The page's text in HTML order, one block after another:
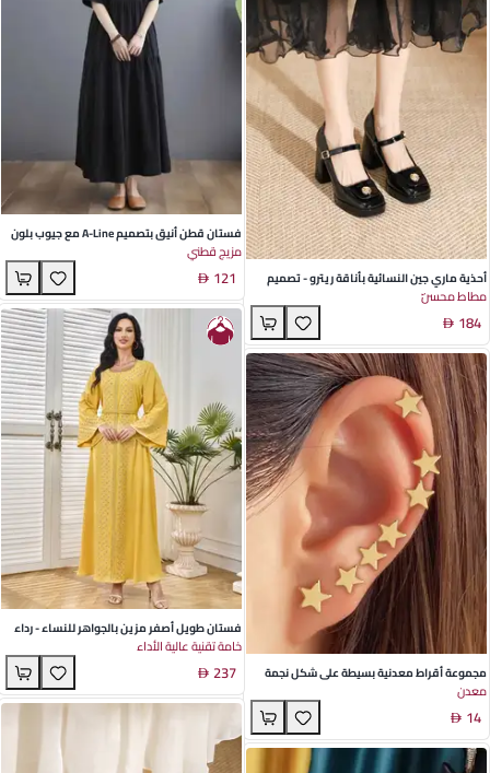
أحذية ماري جين النسائية بأناقة ريترو - تصميم
مزخرف بإبزيم زهري باللونين الأسود والكريمي،
مقدمة مربعة وكعب عريض، مثالية لأزياء الربيع
والخريف
مطاط محسّن
184
مجموعة أقراط معدنية بسيطة على شكل نجمة
خماسية - مثالية لمظهر الموضة في الربيع
للسيدات
معدن
14
فستان قطن أنيق بتصميم A-Line مع جيوب بلون
صلب لمناسبات الربيع والصيف
مزيج قطني
121
فستان طويل أصفر مزين بالجواهر للنساء - رداء
بوليستر أنيق مثالي لحفلات الصيف والمناسبات
خامة تقنية عالية الأداء
237